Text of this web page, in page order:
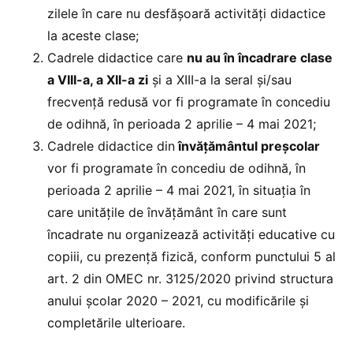
zilele în care nu desfășoară activități didactice
la aceste clase;
Cadrele didactice care nu au în încadrare clase
a VIII-a, a XII-a zi și a XIII-a la seral și/sau
frecvență redusă vor fi programate în concediu
de odihnă, în perioada 2 aprilie – 4 mai 2021;
Cadrele didactice dinînvățământul preșcolar
vor fi programate în concediu de odihnă, în
perioada 2 aprilie – 4 mai 2021, în situația în
care unitățile de învățământ în care sunt
încadrate nu organizează activități educative cu
copiii, cu prezență fizică, conform punctului 5 al
art. 2 din OMEC nr. 3125/2020 privind structura
anului școlar 2020 – 2021, cu modificările și
completările ulterioare.